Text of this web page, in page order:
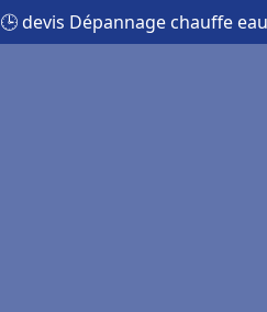
🕒 devis Dépannage chauffe